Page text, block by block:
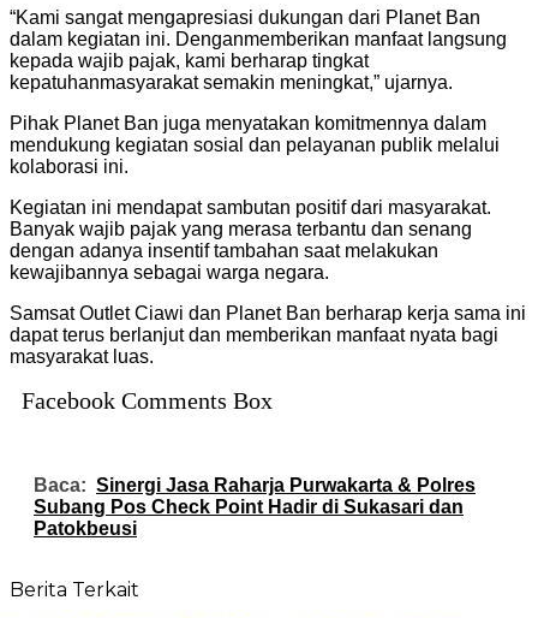
“Kami sangat mengapresiasi dukungan dari Planet Ban
dalam kegiatan ini. Denganmemberikan manfaat langsung
kepada wajib pajak, kami berharap tingkat
kepatuhanmasyarakat semakin meningkat,” ujarnya.
Pihak Planet Ban juga menyatakan komitmennya dalam
mendukung kegiatan sosial dan pelayanan publik melalui
kolaborasi ini.
Kegiatan ini mendapat sambutan positif dari masyarakat.
Banyak wajib pajak yang merasa terbantu dan senang
dengan adanya insentif tambahan saat melakukan
kewajibannya sebagai warga negara.
SamsatOutletCiawi dan Planet Ban berharap kerja sama ini
dapat terus berlanjutdan memberikan manfaat nyata bagi
masyarakat luas.
Facebook Comments Box
Baca: Sinergi Jasa Raharja Purwakarta & Polres
Subang Pos Check Point Hadir di Sukasari dan
Patokbeusi
Berita Terkait